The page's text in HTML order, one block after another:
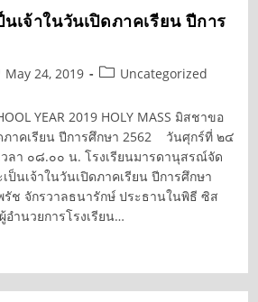
เจ้าในวันเปิดภาคเรียน ปีการ
May 24, 2019
PostUncategorized
YEAR 2019 HOLY MASS มิสชาขอ
ภาคเรียน ปีการศึกษา 2562 วันศุกร์ที่ ๒๔
ลา ๐๘.๐๐ น. โรงเรียนมารดานุสรณ์จัด
ป็นเจ้าในวันเปิดภาคเรียน ปีการศึกษา
ช จักรวาลธนารักษ์ ประธานในพิธี ซิส
อำนวยการโรงเรียน…